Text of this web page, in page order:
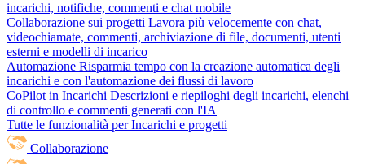
incarichi, notifiche, commenti e chat mobile
Collaborazione sui progetti Lavora più velocemente con chat,
videochiamate, commenti, archiviazione di file, documenti, utenti
esterni e modelli di incarico
Automazione Risparmia tempo con la creazione automatica degli
incarichi e con l'automazione dei flussi di lavoro
CoPilot in Incarichi Descrizioni e riepiloghi degli incarichi, elenchi
di controllo e commenti generati con l'IA
Tutte le funzionalità per Incarichi e progetti
Collaborazione